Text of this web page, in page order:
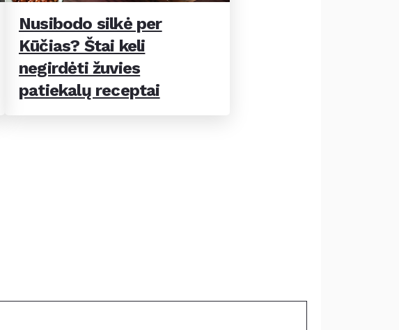
Nusibodo silkė per
Kūčias? Štai keli
negirdėti žuvies
patiekalų receptai